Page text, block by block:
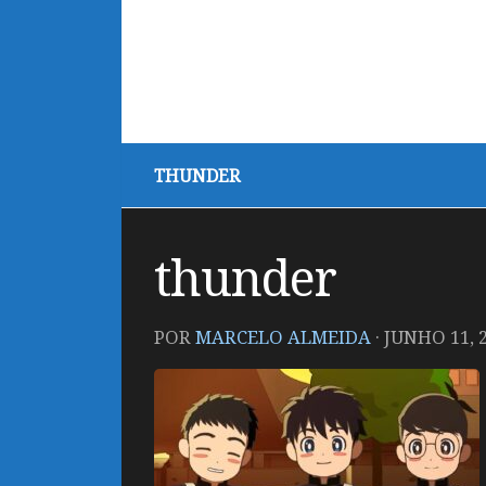
THUNDER
thunder
PORMARCELO ALMEIDA · JUNHO 11,